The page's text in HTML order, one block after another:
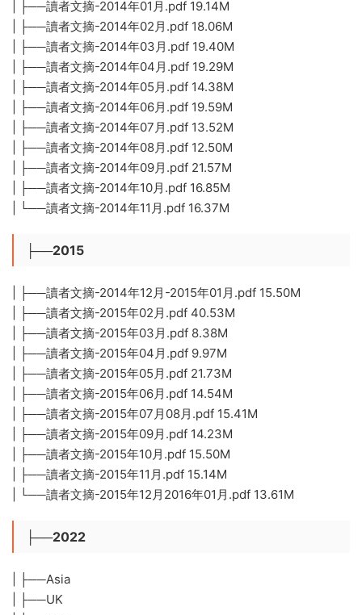
| ├──讀者文摘-2014年01月.pdf 19.14M
| ├──讀者文摘-2014年02月.pdf 18.06M
| ├──讀者文摘-2014年03月.pdf 19.40M
| ├──讀者文摘-2014年04月.pdf 19.29M
| ├──讀者文摘-2014年05月.pdf 14.38M
| ├──讀者文摘-2014年06月.pdf 19.59M
| ├──讀者文摘-2014年07月.pdf 13.52M
| ├──讀者文摘-2014年08月.pdf 12.50M
| ├──讀者文摘-2014年09月.pdf 21.57M
| ├──讀者文摘-2014年10月.pdf 16.85M
| └──讀者文摘-2014年11月.pdf 16.37M
├──2015
| ├──讀者文摘-2014年12月-2015年01月.pdf 15.50M
| ├──讀者文摘-2015年02月.pdf 40.53M
| ├──讀者文摘-2015年03月.pdf 8.38M
| ├──讀者文摘-2015年04月.pdf 9.97M
| ├──讀者文摘-2015年05月.pdf 21.73M
| ├──讀者文摘-2015年06月.pdf 14.54M
| ├──讀者文摘-2015年07月08月.pdf 15.41M
| ├──讀者文摘-2015年09月.pdf 14.23M
| ├──讀者文摘-2015年10月.pdf 15.50M
| ├──讀者文摘-2015年11月.pdf 15.14M
| └──讀者文摘-2015年12月2016年01月.pdf 13.61M
├──2022
| ├──Asia
| ├──UK